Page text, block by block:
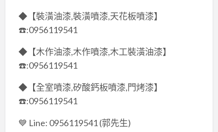
◆【裝潢油漆,裝潢噴漆,天花板噴漆】
☎️:0956119541
◆【木作油漆,木作噴漆,木工裝潢油漆】
☎️:0956119541
◆【全室噴漆,矽酸鈣板噴漆,門烤漆】
☎️:0956119541
💙 Line: 0956119541 (郭先生)